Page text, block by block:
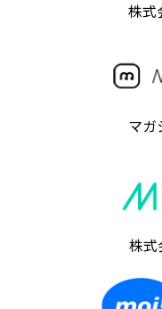
株式
マガ
株式